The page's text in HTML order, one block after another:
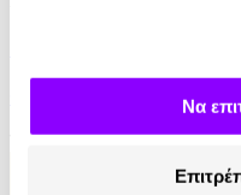
Να
13.90€ 6.95€ (-50%)